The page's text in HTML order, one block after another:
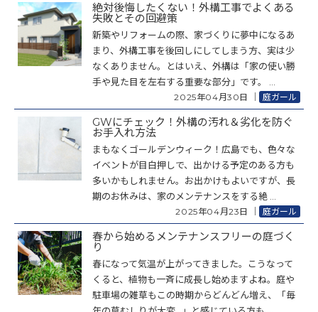
絶対後悔したくない！外構工事でよくある
失敗とその回避策
新築やリフォームの際、家づくりに夢中になるあ
まり、外構工事を後回しにしてしまう方、実は少
なくありません。とはいえ、外構は「家の使い勝
手や見た目を左右する重要な部分」です。 ...
2025年04月30日 庭ガール
GWにチェック！外構の汚れ＆劣化を防ぐ
お手入れ方法
まもなくゴールデンウィーク！広島でも、色々な
イベントが目白押しで、出かける予定のある方も
多いかもしれません。お出かけもよいですが、長
期のお休みは、家のメンテナンスをする絶 ...
2025年04月23日 庭ガール
春から始めるメンテナンスフリーの庭づく
り
春になって気温が上がってきました。こうなって
くると、植物も一斉に成長し始めますよね。庭や
駐車場の雑草もこの時期からどんどん増え、「毎